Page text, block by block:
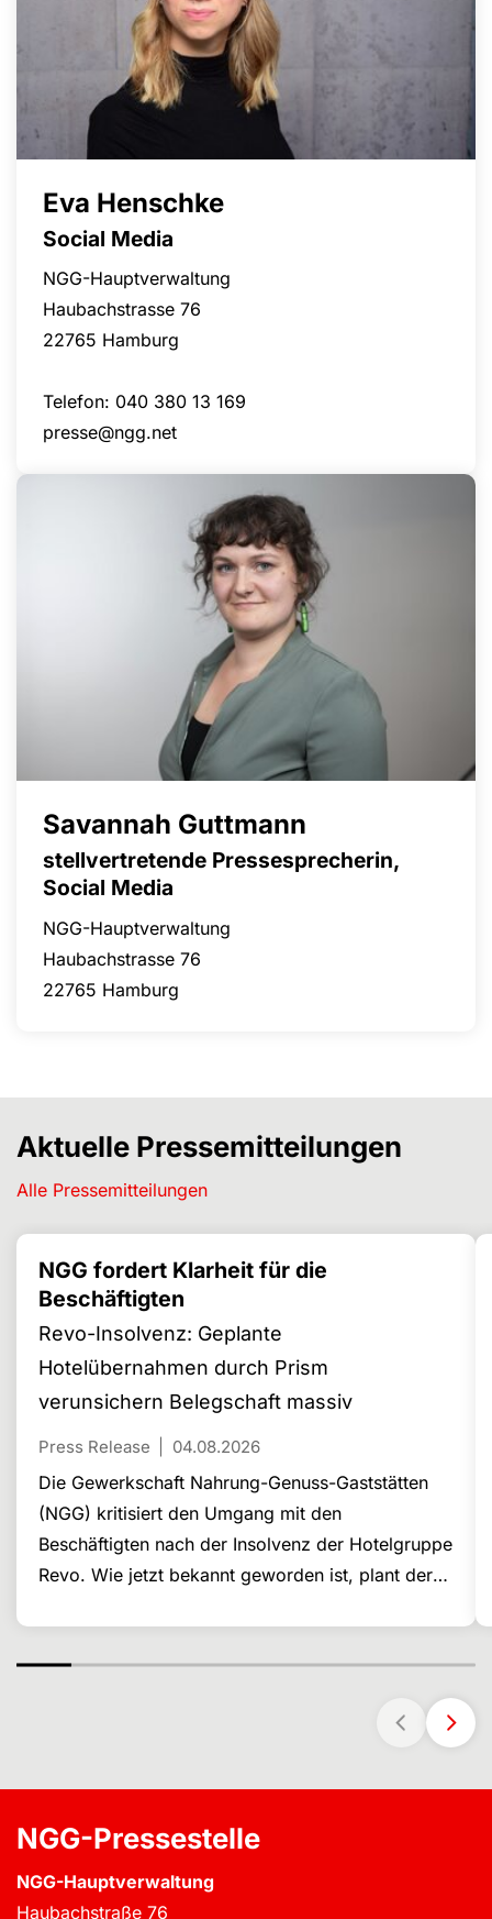
Eva Henschke
Social Media
NGG-Hauptverwaltung
Haubachstrasse 76
22765 Hamburg
Telefon: 040 380 13 169
presse@ngg.net
Savannah Guttmann
stellvertretende Pressesprecherin,
Social Media
NGG-Hauptverwaltung
Haubachstrasse 76
22765 Hamburg
Aktuelle Pressemitteilungen
Alle Pressemitteilungen
NGG fordert Klarheit für die
Beschäftigten
Revo-Insolvenz: Geplante
Hotelübernahmen durch Prism
verunsichern Belegschaft massiv
Press Release 04.08.2026
Die Gewerkschaft Nahrung-Genuss-Gaststätten
(NGG) kritisiert den Umgang mit den
Beschäftigten nach der Insolvenz der Hotelgruppe
Revo. Wie jetzt bekannt geworden ist, plant der
diese unter der Marke Sunday fortführen. Doch
für rund 500 bisherige Beschäftigte bedeutet dies
nun scheinbar keine Perspektive: Sie haben von
NGG-Pressestelle
NGG-Hauptverwaltung
Haubachstraße 76